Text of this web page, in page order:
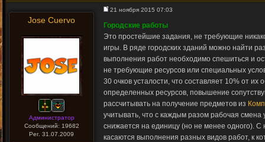
Jose Cuervo
Администратор
Сообщений: 19682
Рег. 31.07.2009
21 ноября 2015 07:03
Городские работы
Это простейшие задания, не требующие
игры. В ряде городских зданий можно найти
выполнения работ необходимо спешиться и
не требующие ресурсов или специальных
30 очков усталости, что составляет 10% от
определенных ресурсов, повышение
рассчитывать на получение предметов из
учитывать, что с каждым разом рабочая смена
снижается на единицу (но не менее одного).
касаются выполнения разных видов работ, к